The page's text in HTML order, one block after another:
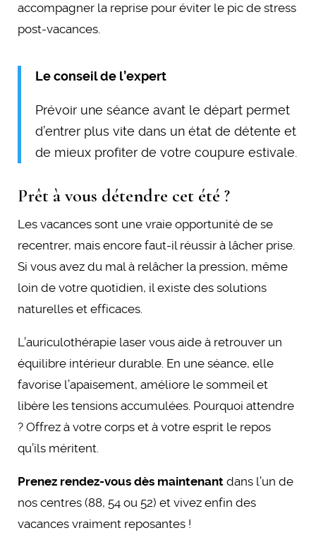
accompagner la reprise pour éviter le pic de stress
post-vacances.
Le conseil de l’expert
Prévoir une séance avant le départ permet
d’entrer plus vite dans un état de détente et
de mieux profiter de votre coupure estivale.
Prêt à vous détendre cet été ?
Les vacances sont une vraie opportunité de se
recentrer, mais encore faut-il réussir à lâcher prise.
Si vous avez du mal à relâcher la pression, même
loin de votre quotidien, il existe des solutions
naturelles et efficaces.
L’auriculothérapie laser vous aide à retrouver un
équilibre intérieur durable. En une séance, elle
favorise l’apaisement, améliore le sommeil et
libère les tensions accumulées. Pourquoi attendre
? Offrez à votre corps et à votre esprit le repos
qu’ils méritent.
Prenez rendez-vous dès maintenant dans l’un de
nos centres (88, 54 ou 52) et vivez enfin des
vacances vraiment reposantes !